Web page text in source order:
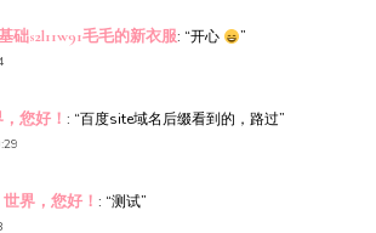
础s2l11w91毛毛的新衣服: “开心 ”
您好！ : “百度site域名后缀看到的，路过”
世界，您好！ : “测试”